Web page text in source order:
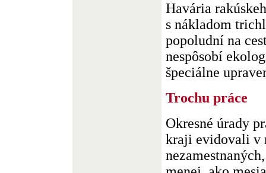
Havária
s nákladom
popoludní na
nespôsobí
špeciálne
Trochu práce
Okresné úrady
kraji evidovali v